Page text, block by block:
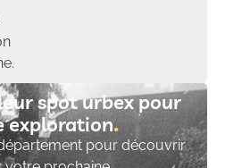
spot urbex pour
exploration​
pour découvrir